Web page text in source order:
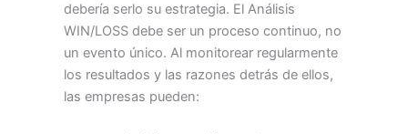
debería serlo su estrategia. El Análisis
WIN/LOSS debe ser un proceso continuo, no
un evento único. Al monitorear regularmente
los resultados y las razones detrás de ellos,
las empresas pueden: